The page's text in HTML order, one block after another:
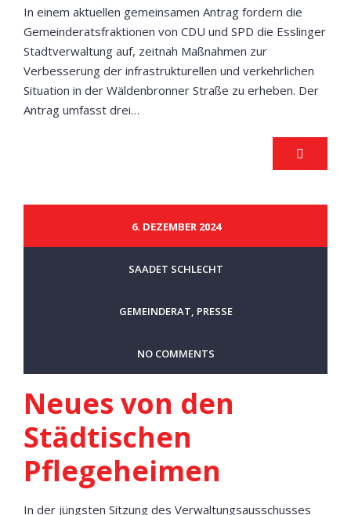
In einem aktuellen gemeinsamen Antrag fordern die
Gemeinderatsfraktionen von CDU und SPD die Esslinger
Stadtverwaltung auf, zeitnah Maßnahmen zur
Verbesserung der infrastrukturellen und verkehrlichen
Situation in der Wäldenbronner Straße zu erheben. Der
Antrag umfasst drei…
6. DEZEMBER 2024
SAADET SCHLECHT
GEMEINDERAT, PRESSE
NO COMMENTS
Neues von den
Städtischen
Pflegeheimen
In der jüngsten Sitzung des Verwaltungsausschusses